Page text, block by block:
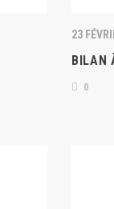
23
BILAN
0